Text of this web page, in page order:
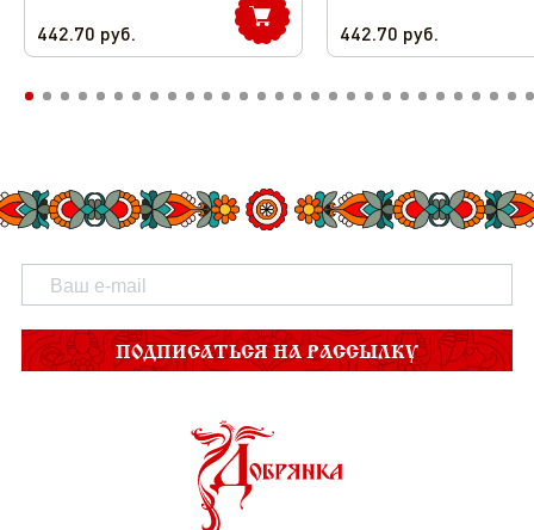
442.70 руб. 442.70 руб.
ПОДПИСАТЬСЯ НА РАССЫЛКУ